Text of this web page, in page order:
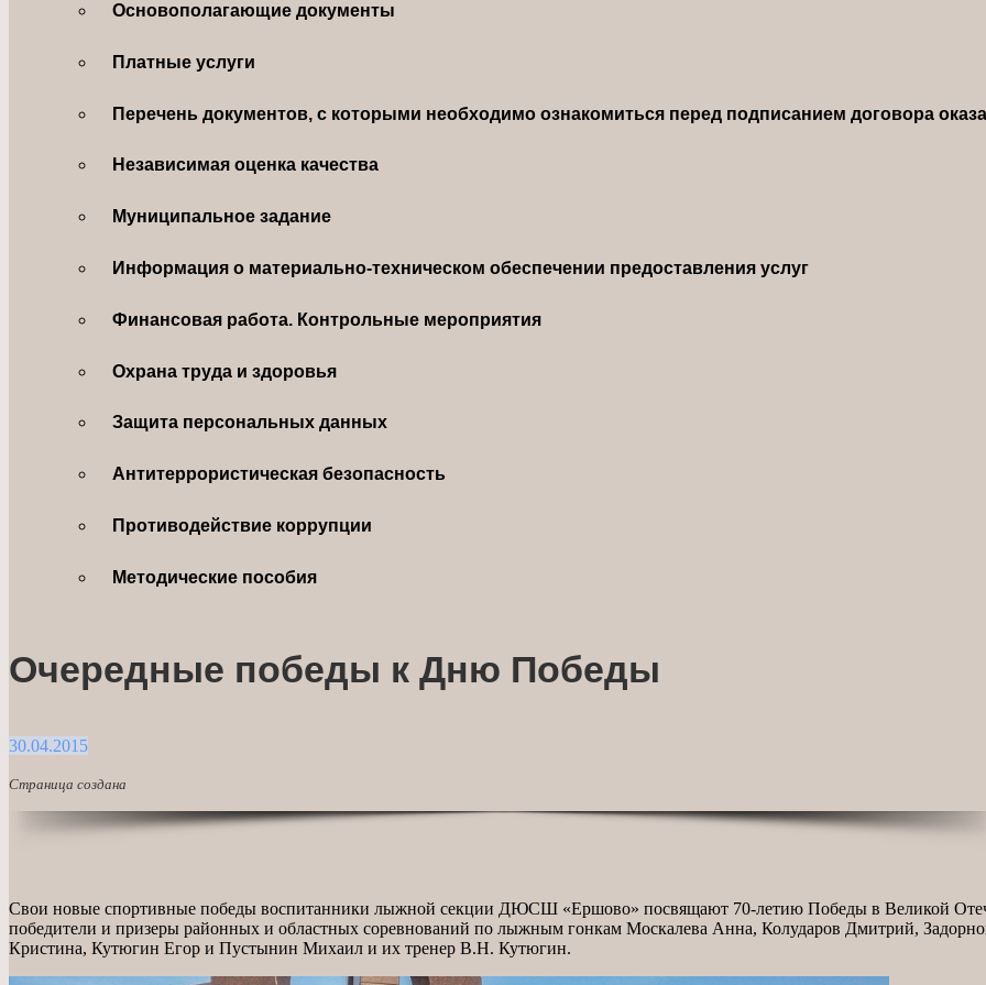
Основополагающие документы
Платные услуги
Перечень документов, с которыми необходимо ознакомиться перед подписанием договора
Независимая оценка качества
Муниципальное задание
Информация о материально-техническом обеспечении предоставления услуг
Финансовая работа. Контрольные мероприятия
Охрана труда и здоровья
Защита персональных данных
Антитеррористическая безопасность
Противодействие коррупции
Методические пособия
Очередные победы к Дню Победы
30.04.2015
Страница создана
Свои новые спортивные победы воспитанники лыжной секции ДЮСШ «Ершово» посвящают 70-летию Победы в Великой
победители и призеры районных и областных соревнований по лыжным гонкам Москалева Анна, Колударов Дмитрий,
Кристина, Кутюгин Егор и Пустынин Михаил и их тренер В.Н. Кутюгин.